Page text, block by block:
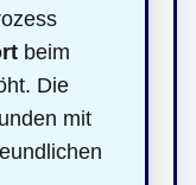
beim
Die
mit